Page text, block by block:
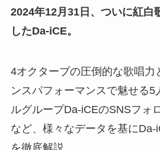
2024年12月31日、ついに紅白
したDa-iCE。
4オクターブの圧倒的な歌唱力
ンスパフォーマンスで魅せる5
ルグループDa-iCEのSNSフォ
など、様々なデータを基に
を徹底解説。